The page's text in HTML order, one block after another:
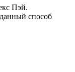
Пэй.
способ